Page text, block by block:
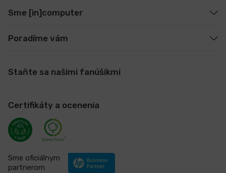
Sme [in]computer
Poradíme vám
Staňte sa našimi fanúšikmi
Certifikáty a ocenenia
Sme oficiálnym
partnerom